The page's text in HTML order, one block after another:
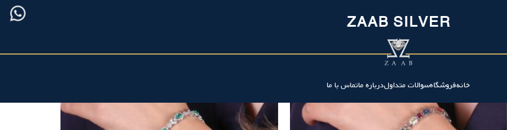
ZAAB SILVER
خانهفروشگاهسوالات متداولدرباره ماتماس با ما